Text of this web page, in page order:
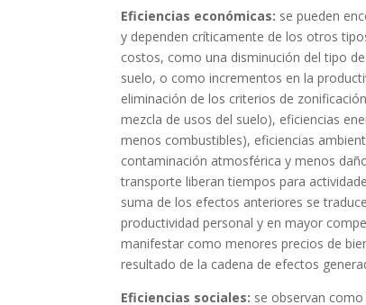
Eficiencias económicas: se pueden
y dependen críticamente de los otros
costos, como una disminución del tipo
suelo, o como incrementos en la
eliminación de los criterios de
mezcla de usos del suelo), eficiencias
menos combustibles), eficiencias
contaminación atmosférica y menos
transporte liberan tiempos para
suma de los efectos anteriores se
productividad personal y en mayor
manifestar como menores precios de
resultado de la cadena de efectos
Eficiencias sociales: se observan